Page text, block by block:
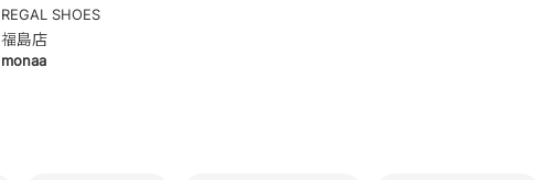
REGAL SHOES
福島店
monaa